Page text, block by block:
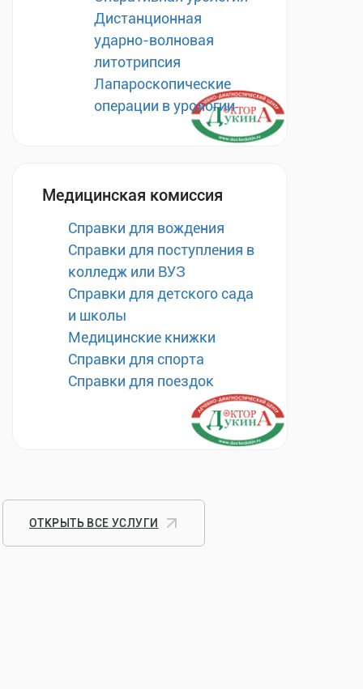
Дистанционная
ударно-волновая
литотрипсия
Лапароскопические
операции в урологии
Медицинская комиссия
Справки для вождения
Справки для поступления в
колледж или ВУЗ
Справки для детского сада
и школы
Медицинские книжки
Справки для спорта
Справки для поездок
ОТКРЫТЬ ВСЕ УСЛУГИ